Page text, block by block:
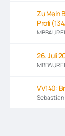
Zu Mein
Profi
26. Juli
VV140: